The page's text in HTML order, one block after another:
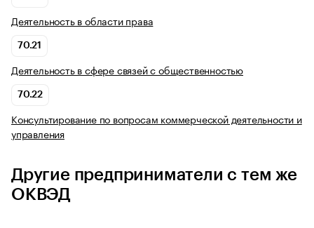
Деятельность в области права
70.21
Деятельность в сфере связей с общественностью
70.22
Консультирование по вопросам коммерческой деятельности и
управления
Другие предприниматели с тем же
ОКВЭД